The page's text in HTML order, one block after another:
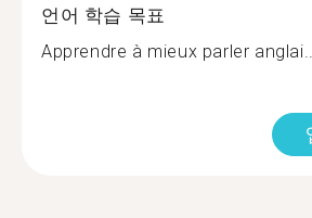
언어 학습 목표
Apprendre à mieux parler